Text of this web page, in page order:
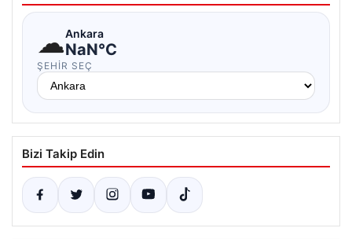
☁Ankara
NaN°C
ŞEHIR SEÇ
Bizi Takip Edin